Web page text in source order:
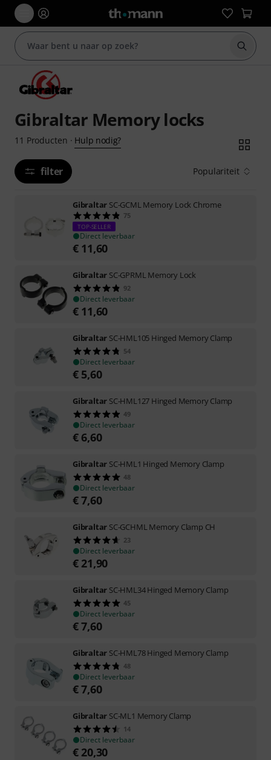
Zoek
Gibraltar Memory locks
11 Producten · Hulp nodig?
filter Populariteit
Gibraltar SC-GCML Memory Lock Chrome
75
TOP-SELLER
Direct leverbaar
€ 11,60
Gibraltar SC-GPRML Memory Lock
92
Direct leverbaar
€ 11,60
Gibraltar SC-HML105 Hinged Memory Clamp
54
Direct leverbaar
€ 5,60
Gibraltar SC-HML127 Hinged Memory Clamp
49
Direct leverbaar
€ 6,60
Gibraltar SC-HML1 Hinged Memory Clamp
48
Direct leverbaar
€7,60
Gibraltar SC-GCHML Memory Clamp CH
23
Direct leverbaar
€ 21,90
Gibraltar SC-HML34 Hinged Memory Clamp
45
Direct leverbaar
€7,60
Gibraltar SC-HML78 Hinged Memory Clamp
48
Direct leverbaar
€7,60
Gibraltar SC-ML1 Memory Clamp
14
Direct leverbaar
€ 20,30